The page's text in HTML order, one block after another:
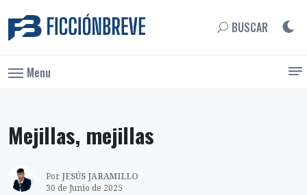
BUSCAR
Menu
Mejillas, mejillas
Por JESÚS JARAMILLO
30 de Junio de 2025